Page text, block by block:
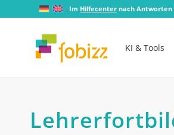
Im Hilfecenter nach Antworten
KI & Tools